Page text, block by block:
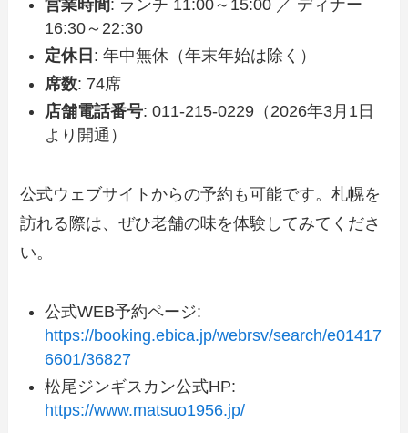
営業時間: ランチ 11:00～15:00 ／ ディナー
16:30～22:30
定休日 : 年中無休（年末年始は除く）
席数: 74席
店舗電話番号: 011-215-0229（2026年3月1日
より開通）
公式ウェブサイトからの予約も可能です。札幌を
訪れる際は、ぜひ老舗の味を体験してみてくださ
い。
公式WEB予約ページ:
https://booking.ebica.jp/webrsv/search/e01417
6601/36827
松尾ジンギスカン公式HP:
https://www.matsuo1956.jp/